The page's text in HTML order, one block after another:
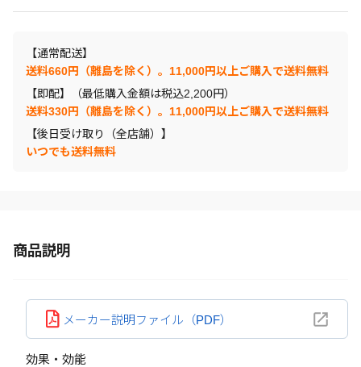
【通常配送】
送料660円（離島を除く）。11,000円以上ご購入で送料無料
【即配】（最低購入金額は税込2,200円）
送料330円（離島を除く）。11,000円以上ご購入で送料無料
【後日受け取り（全店舗）】
いつでも送料無料
商品説明
メーカー説明ファイル（PDF）
効果・効能